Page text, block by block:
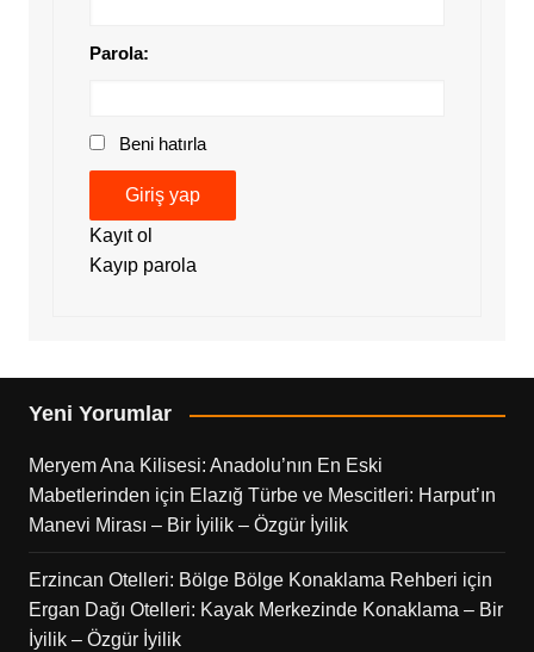
Parola:
Beni hatırla
Giriş yap
Kayıt ol
Kayıp parola
Yeni Yorumlar
Meryem Ana Kilisesi: Anadolu’nın En Eski
Mabetlerinden için Elazığ Türbe ve Mescitleri: Harput’ın
Manevi Mirası – Bir İyilik – Özgür İyilik
Erzincan Otelleri: Bölge Bölge Konaklama Rehberi için
Ergan Dağı Otelleri: Kayak Merkezinde Konaklama – Bir
İyilik – Özgür İyilik